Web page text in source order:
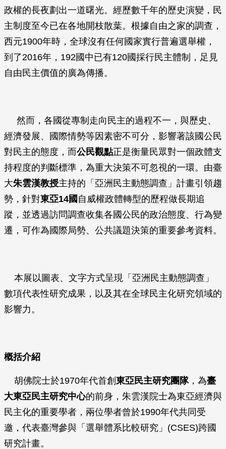
政權的長夜劃出一道曙光。經歷數千年的歷史演變，民
主制度至今已在各地開枝散葉。根據自由之家的調查，
西元1900年時，全球沒有任何國家實行普遍選舉權，
到了2016年，192國中已有120國採行民主體制，足見
自由民主價值的廣為傳播。
然而，各國從專制走向民主的過程不一，與歷史、
經濟發展、國際情勢等因素密不可分，影響著該國公民
對民主的態度，而公民觀點正是衡量民眾對一個政體支
持程度的判斷標準，為重大決策不可忽視的一環。由臺
大朱雲漢教授主持的「亞洲民主動態調查」計畫引領趨
勢，針對東亞14國 自威權政體轉型的歷程做長期追
蹤，並透過訪問調查收集各國公民的政治態度、行為變
遷，可作為國際局勢、公共議題決策的重要參考資料。
本展以圖表、文字方式呈現「亞洲民主動態調查」
數項代表性研究成果，以及其在全球民主化研究領域的
影響力。
概括介紹
胡佛院士於1970年代首創 東亞民主研究團隊，為臺
大東亞民主研究中心的前身，朱雲漢院士為東亞經濟與
民主化的重要學者，兩位學者曾於1990年代共同受
邀，代表臺灣參與「選舉體系比較研究」(CSES)跨國
研究計畫。